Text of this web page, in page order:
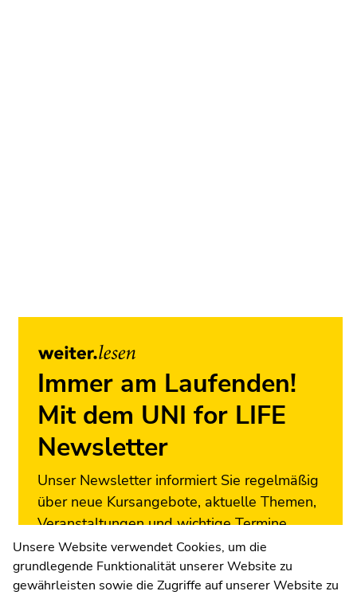
Immer am Laufenden!
Mit dem UNI for LIFE
Newsletter
Unser Newsletter informiert Sie regelmäßig
über neue Kursangebote, aktuelle Themen,
Veranstaltungen und wichtige Termine.
Melden Sie sich jetzt an!
Zur Newsletter-Anmeldung
Seitenbereiche
Unsere Website verwendet Cookies, um die
grundlegende Funktionalität unserer Website zu
gewährleisten sowie die Zugriffe auf unserer Website zu